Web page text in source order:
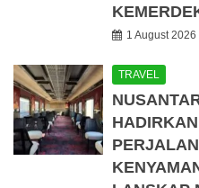
1 August 2026
TRAVEL